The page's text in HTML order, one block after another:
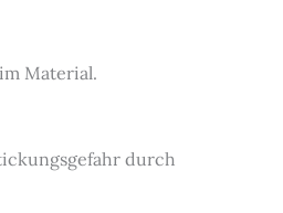
Material.
durch